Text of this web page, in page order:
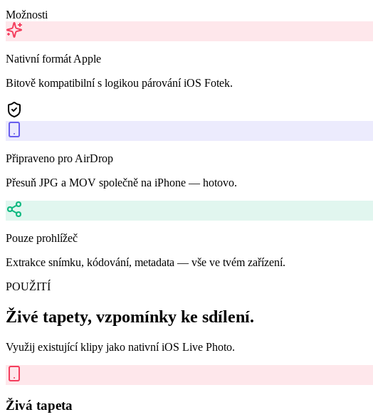
Možnosti
Nativní formát Apple
Bitově kompatibilní s logikou párování iOS Fotek.
Připraveno pro AirDrop
Přesuň JPG a MOV společně na iPhone — hotovo.
Pouze prohlížeč
Extrakce snímku, kódování, metadata — vše ve tvém zařízení.
POUŽITÍ
Živé tapety, vzpomínky ke sdílení.
Využij existující klipy jako nativní iOS Live Photo.
Živá tapeta